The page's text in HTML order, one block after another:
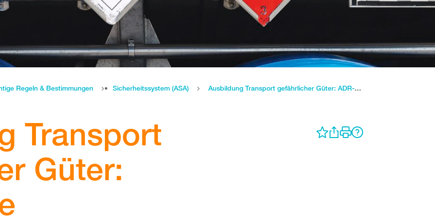
Regeln & Bestimmungen Sicherheitssystem (ASA) Ausbildung Transport gefährlicher Güter: ADR-Kurse
Transport
Güter: